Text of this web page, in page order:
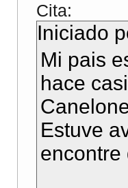
Cita:
Iniciado
Mi pais
hace
Estuve
encontre